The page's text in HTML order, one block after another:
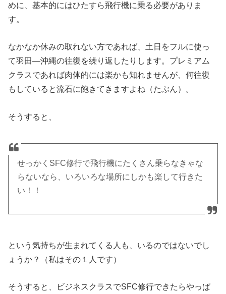
めに、基本的にはひたすら飛行機に乗る必要がありま
す。
なかなか休みの取れない方であれば、土日をフルに使っ
て羽田―沖縄の往復を繰り返したりします。プレミアム
クラスであれば肉体的には楽かも知れませんが、何往復
もしていると流石に飽きてきますよね（たぶん）。
そうすると、
せっかくSFC修行で飛行機にたくさん乗らなきゃな
らないなら、いろいろな場所にしかも楽して行きた
い！！
という気持ちが生まれてくる人も、いるのではないでし
ょうか？（私はその１人です）
そうすると、ビジネスクラスでSFC修行できたらやっぱ